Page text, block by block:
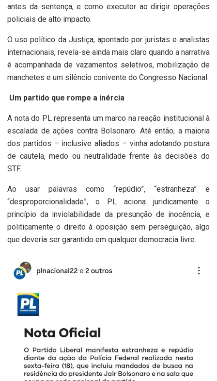
antes da sentença, e como executor ao dirigir operações
policiais de alto impacto.
O uso político da Justiça, apontado por juristas e analistas
internacionais, revela-se ainda mais claro quando a narrativa
é acompanhada de vazamentos seletivos, mobilização de
manchetes e um silêncio conivente do Congresso Nacional.
Um partido que rompe a inércia
A nota do PL representa um marco na reação institucional à
escalada de ações contra Bolsonaro. Até então, a maioria
dos partidos – inclusive aliados – vinha adotando postura
de cautela, medo ou neutralidade frente às decisões do
STF.
Ao usar palavras como “repúdio”, “estranheza” e
“desproporcionalidade”, o PL aciona juridicamente o
princípio da inviolabilidade da presunção de inocência, e
politicamente o direito à oposição sem perseguição, algo
que deveria ser garantido em qualquer democracia livre.